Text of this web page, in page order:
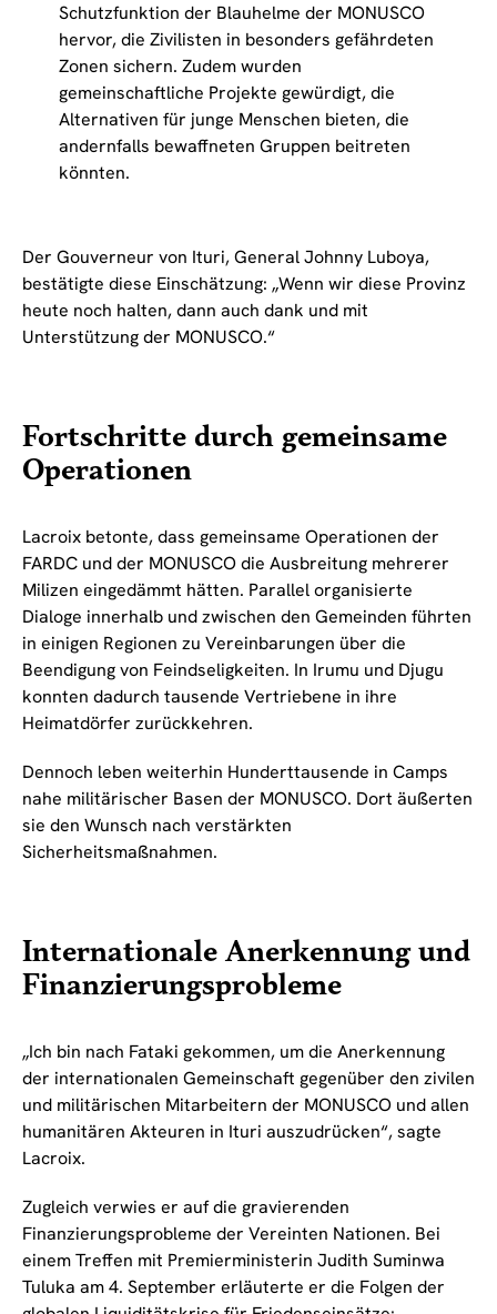
Schutzfunktion der Blauhelme der MONUSCO
hervor, die Zivilisten in besonders gefährdeten
Zonen sichern. Zudem wurden
gemeinschaftliche Projekte gewürdigt, die
Alternativen für junge Menschen bieten, die
andernfalls bewaffneten Gruppen beitreten
könnten.
Der Gouverneur von Ituri, General Johnny Luboya,
bestätigte diese Einschätzung: „Wenn wir diese Provinz
heute noch halten, dann auch dank und mit
Unterstützung der MONUSCO.“
Fortschritte durch gemeinsame
Operationen
Lacroix betonte, dass gemeinsame Operationen der
FARDC und der MONUSCO die Ausbreitung mehrerer
Milizen eingedämmt hätten. Parallel organisierte
Dialoge innerhalb und zwischen den Gemeinden führten
in einigen Regionen zu Vereinbarungen über die
Beendigung von Feindseligkeiten. In Irumu und Djugu
konnten dadurch tausende Vertriebene in ihre
Heimatdörfer zurückkehren.
Dennoch leben weiterhin Hunderttausende in Camps
nahe militärischer Basen der MONUSCO. Dort äußerten
sie den Wunsch nach verstärkten
Sicherheitsmaßnahmen.
Internationale Anerkennung und
Finanzierungsprobleme
„Ich bin nach Fataki gekommen, um die Anerkennung
der internationalen Gemeinschaft gegenüber den zivilen
und militärischen Mitarbeitern der MONUSCO und allen
humanitären Akteuren in Ituri auszudrücken“, sagte
Lacroix.
Zugleich verwies er auf die gravierenden
Finanzierungsprobleme der Vereinten Nationen. Bei
einem Treffen mit Premierministerin Judith Suminwa
Tuluka am 4. September erläuterte er die Folgen der